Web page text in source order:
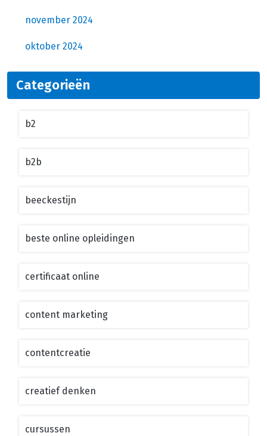
november 2024
oktober 2024
Categorieën
b2
b2b
beeckestijn
beste online opleidingen
certificaat online
content marketing
contentcreatie
creatief denken
cursussen